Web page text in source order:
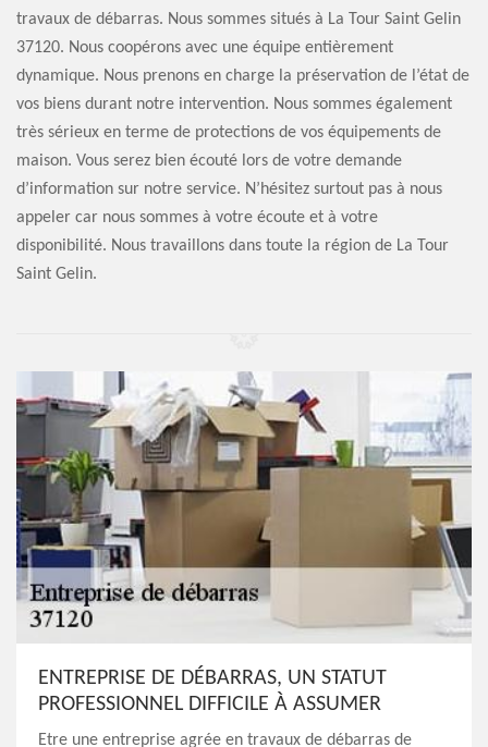
travaux de débarras. Nous sommes situés à La Tour Saint Gelin
37120. Nous coopérons avec une équipe entièrement
dynamique. Nous prenons en charge la préservation de l’état de
vos biens durant notre intervention. Nous sommes également
très sérieux en terme de protections de vos équipements de
maison. Vous serez bien écouté lors de votre demande
d’information sur notre service. N’hésitez surtout pas à nous
appeler car nous sommes à votre écoute et à votre
disponibilité. Nous travaillons dans toute la région de La Tour
Saint Gelin.
ENTREPRISE DE DÉBARRAS, UN STATUT
PROFESSIONNEL DIFFICILE À ASSUMER
Etre une entreprise agrée en travaux de débarras de